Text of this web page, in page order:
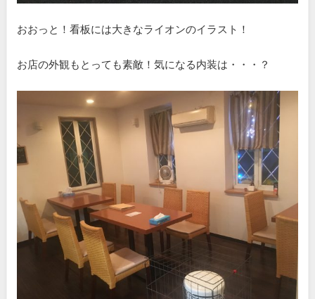
おおっと！看板には大きなライオンのイラスト！
お店の外観もとっても素敵！気になる内装は・・・？